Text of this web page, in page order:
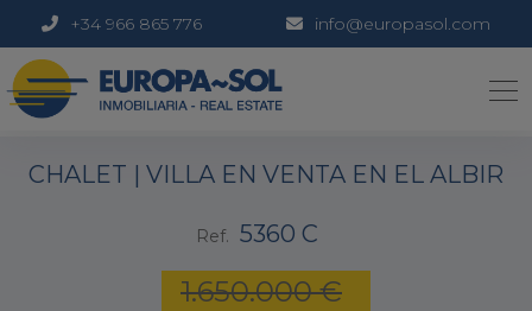
+34 966 865 776 info@europasol.com
CHALET | VILLA EN VENTA EN EL ALBIR
Ref. 5360 C
1.650.000 €
1 / 52